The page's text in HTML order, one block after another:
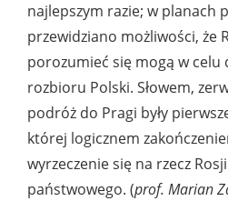
najlepszym razie; w planach
przewidziano możliwości, że
porozumieć się mogą w celu
rozbioru Polski. Słowem,
podróż do Pragi były
której logicznem
wyrzeczenie się na rzecz
państwowego. (prof. Marian